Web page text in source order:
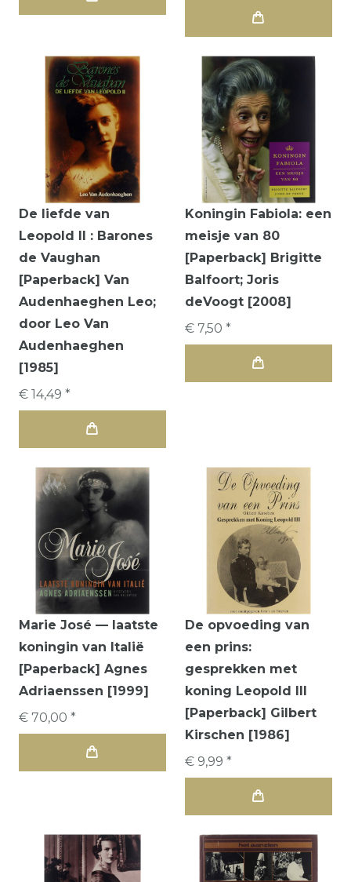
De liefde van
Leopold II : Barones
de Vaughan
[Paperback] Van
Audenhaeghen Leo;
door Leo Van
Audenhaeghen
[1985]
€ 14,49 *
Koningin Fabiola: een
meisje van 80
[Paperback] Brigitte
Balfoort; Joris
deVoogt [2008]
€ 7,50 *
Marie José — laatste
koningin van Italië
[Paperback] Agnes
Adriaenssen [1999]
€ 70,00 *
De opvoeding van
een prins:
gesprekken met
koning Leopold III
[Paperback] Gilbert
Kirschen [1986]
€ 9,99 *